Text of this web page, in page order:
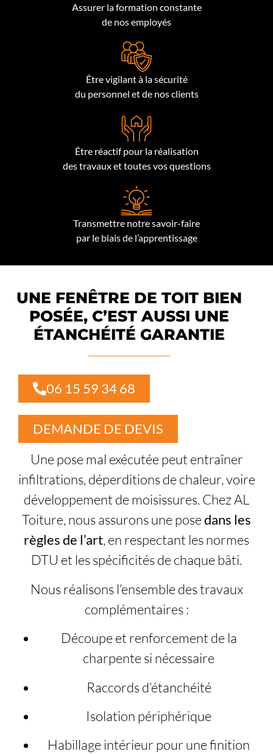
Assurer la formation constante
de nos employés
Être vigilant à la sécurité
du personnel et de nos clients
Être réactif pour la réalisation
des travaux et toutes vos questions
Transmettre notre savoir-faire
par le biais de l’apprentissage
UNE FENÊTRE DE TOIT BIEN
POSÉE, C’EST AUSSI UNE
ÉTANCHÉITÉ GARANTIE
06 15 59 34 68
DEMANDE DE DEVIS
Une pose mal exécutée peut entraîner
infiltrations, déperditions de chaleur, voire
développement de moisissures. Chez AL
Toiture, nous assurons une posedans les
règles de l’art, en respectant les normes
DTU et les spécificités de chaque bâti.
Nous réalisons l’ensemble des travaux
complémentaires :
Découpe et renforcement de la
charpente si nécessaire
Raccords d’étanchéité
Isolation périphérique
Habillage intérieur pour une finition